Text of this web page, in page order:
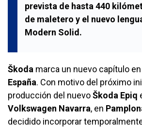
prevista de hasta 440
de maletero y el nuevo
Modern Solid.
Škoda marca un nuevo capítulo
España. Con motivo del próximo
producción del nuevoŠkoda Epiq
Volkswagen Navarra, en
decidido incorporar